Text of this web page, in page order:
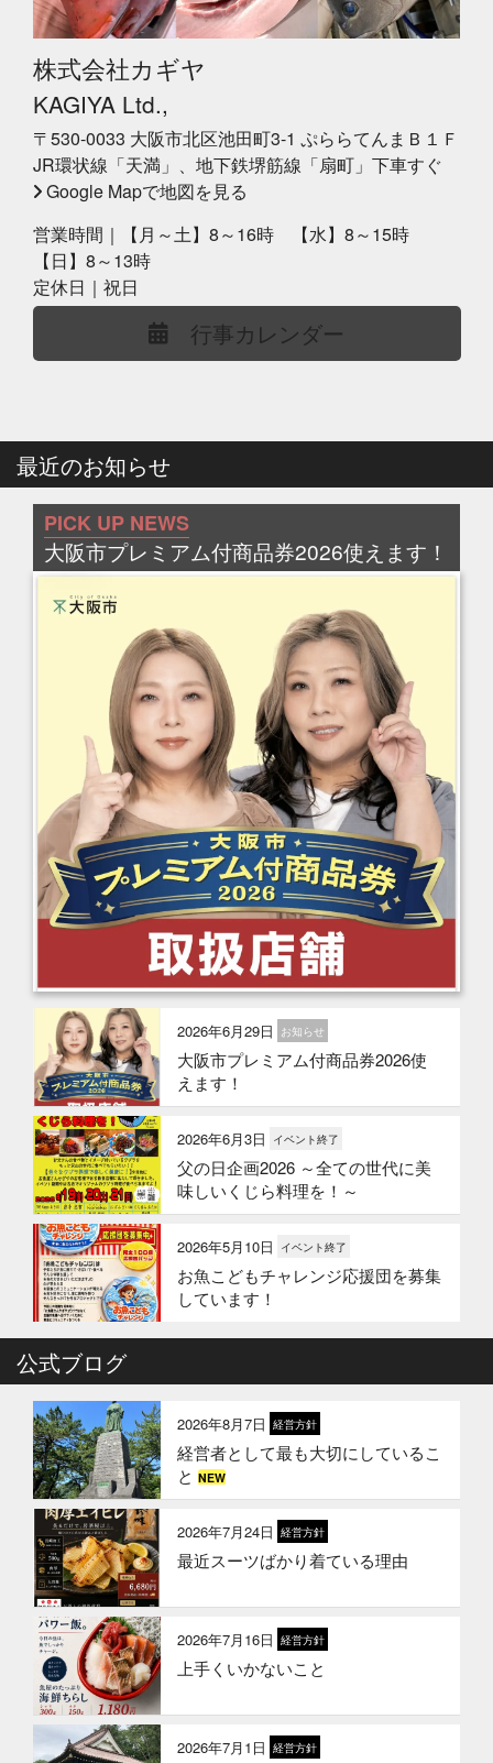
株式会社カギヤ
KAGIYA Ltd.,
〒530-0033 大阪市北区池田町3-1 ぷららてんまＢ１Ｆ
JR環状線「天満」、地下鉄堺筋線「扇町」下車すぐ
Google Mapで地図を見る
営業時間｜【月～土】8～16時 【水】8～15時
【日】8～13時
定休日｜祝日
行事カレンダー
最近のお知らせ
PICK UP NEWS
大阪市プレミアム付商品券2026使えます！
2026年6月29日 お知らせ
大阪市プレミアム付商品券2026使
えます！
2026年6月3日 イベント終了
父の日企画2026 ～全ての世代に美
味しいくじら料理を！～
2026年5月10日 イベント終了
お魚こどもチャレンジ応援団を募集
しています！
お魚こどもチャレンジ第10弾
2026年3月24日 イベント終了
お魚屋さんかぎやの創業祭
2026年3月10日 お知らせ
2026年1月21日 お知らせ
公式ブログ
2026年8月7日 経営方針
経営者として最も大切にしているこ
とNEW
2026年7月24日 経営方針
最近スーツばかり着ている理由
2026年7月16日 経営方針
上手くいかないこと
2026年7月1日 経営方針